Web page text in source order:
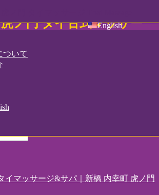
English
ついて
ノ門 タイ古式マッサー
イ
タイ古式マッサージ｜バーンマイ
イマッサージ&サパ｜新橋 内幸町 虎ノ門